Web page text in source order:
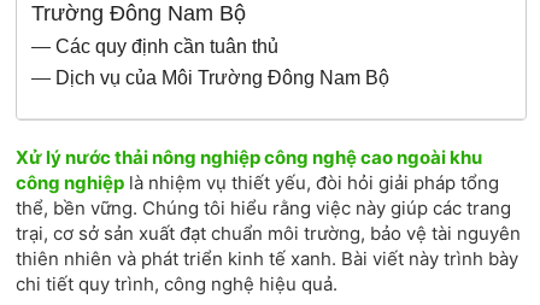
Trường Đông Nam Bộ
—Các quy định cần tuân thủ
— Dịch vụ của Môi Trường Đông Nam Bộ
Xử lý nước thải nông nghiệp công nghệ cao ngoài khu
công nghiệp là nhiệm vụ thiết yếu, đòi hỏi giải pháp tổng
thể, bền vững. Chúng tôi hiểu rằng việc này giúp các trang
trại, cơ sở sản xuất đạt chuẩn môi trường, bảo vệ tài nguyên
thiên nhiên và phát triển kinh tế xanh. Bài viết này trình bày
chi tiết quy trình, công nghệ hiệu quả.